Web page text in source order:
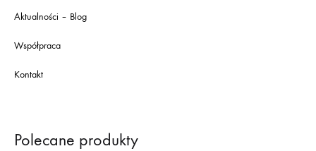
Aktualności – Blog
Współpraca
Kontakt
Polecane produkty